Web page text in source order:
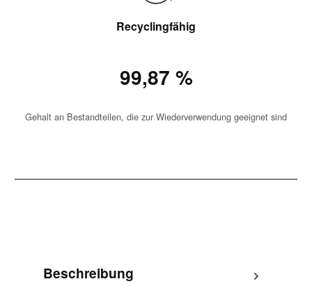
Recyclingfähig
99,87 %
Gehalt an Bestandteilen, die zur Wiederverwendung geeignet sind
Beschreibung